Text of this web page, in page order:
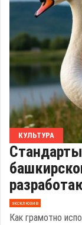
КУЛЬТУРА
эксклюзив
Как грамотно